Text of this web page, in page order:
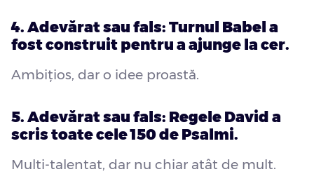
4. Adevărat sau fals: Turnul Babel a
fost construit pentru a ajunge la cer.
Ambițios, dar o idee proastă.
5. Adevărat sau fals: Regele David a
scris toate cele 150 de Psalmi.
Multi-talentat, dar nu chiar atât de mult.